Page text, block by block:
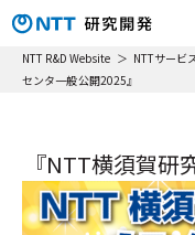
NTT IOWN総合イノベー
NTTテクノロジーイ
NTTコンピューティ
NTTデバイステクノ
NTTサービスイノベーシ
組織･研究員･所在地
リサーチ＆アクティビティ
動画ライブラリ
総合研究所について
リサーチ＆アクティビティ
NTT R&D Website NTTサービ
センタ一般公開2025』
『NTT横須賀研